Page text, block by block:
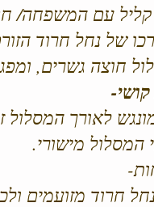
קליל עם המשפחה/
של נחל חרוד
חוצה גשרים,
לאורך המסלול
המסלול מישורי.
חרוד מזועמים